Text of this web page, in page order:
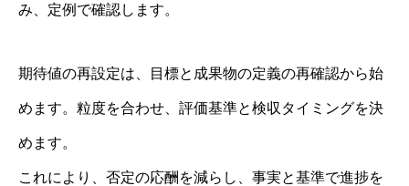
み、定例で確認します。
期待値の再設定は、目標と成果物の定義の再確認から始
めます。粒度を合わせ、評価基準と検収タイミングを決
めます。
これにより、否定の応酬を減らし、事実と基準で進捗を